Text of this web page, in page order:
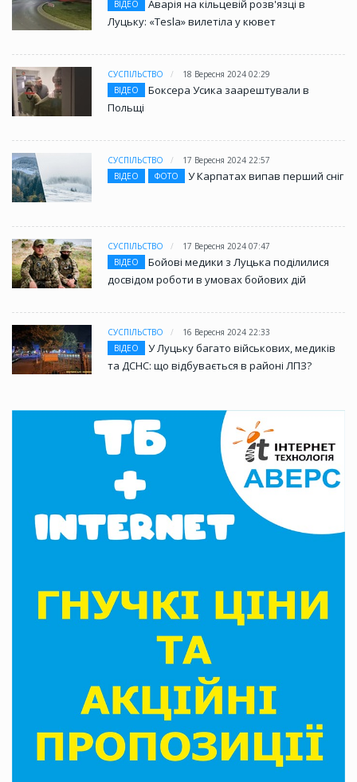
ВІДЕО
Аварія на кільцевій розв'язці в
Луцьку: «Tesla» вилетіла у кювет
СУСПІЛЬСТВО
18 Вересня 2024 02:29
ВІДЕО
Боксера Усика заарештували в
Польщі
СУСПІЛЬСТВО
17 Вересня 2024 22:57
ВІДЕО
ФОТО У Карпатах випав перший сніг
СУСПІЛЬСТВО
17 Вересня 2024 07:47
ВІДЕО
Бойові медики з Луцька поділилися
досвідом роботи в умовах бойових дій
СУСПІЛЬСТВО
16 Вересня 2024 22:33
ВІДЕО
У Луцьку багато військових, медиків
та ДСНС: що відбувається в районі ЛПЗ?